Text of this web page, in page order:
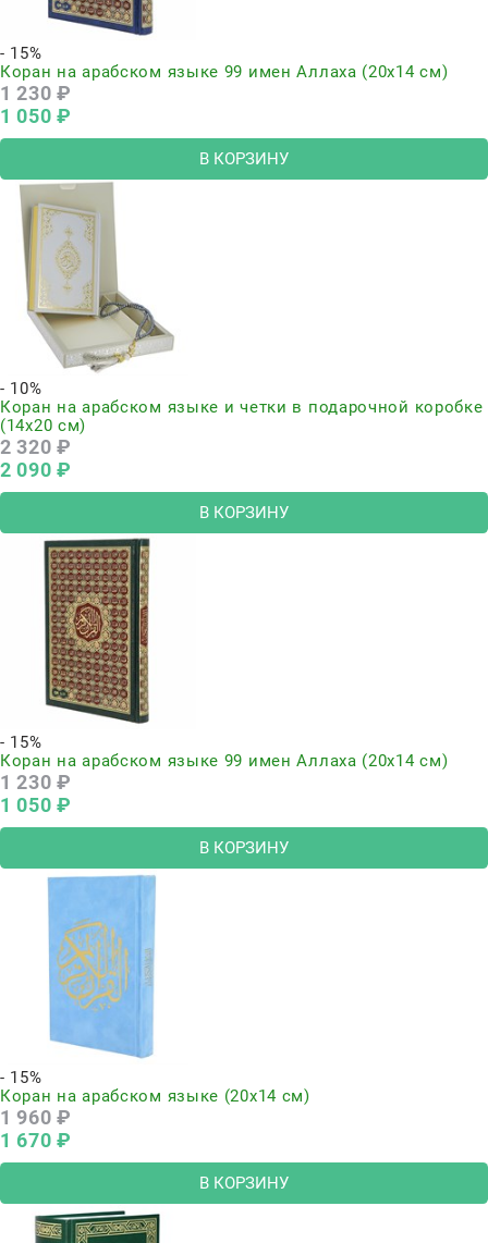
- 15%
Коран на арабском языке 99 имен Аллаха (20х14 см)
1 230 ₽
1 050 ₽
В КОРЗИНУ
- 10%
Коран на арабском языке и четки в подарочной коробке
(14х20 см)
2 320 ₽
2 090 ₽
В КОРЗИНУ
- 15%
Коран на арабском языке 99 имен Аллаха (20х14 см)
1 230 ₽
1 050 ₽
В КОРЗИНУ
- 15%
Коран на арабском языке (20х14 см)
1 960 ₽
1 670 ₽
В КОРЗИНУ